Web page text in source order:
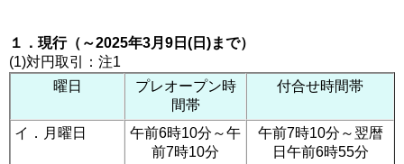
１．現行（～2025年3月9日(日)まで）
(1)対円取引：注1
曜日
プレオープン時
間帯
付合せ時間帯
イ．月曜日
午前6時10分～午
前7時10分
午前7時10分～翌暦
日午前6時55分